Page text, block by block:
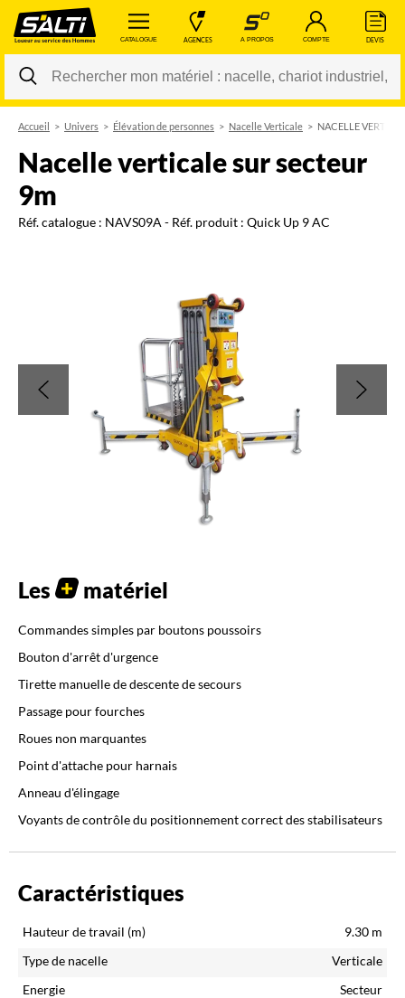
CATALOGUE AGENCES A PROPOS COMPTE DEVIS
Changer
Accueil Univers Élévation de personnes Nacelle Verticale NACELLE
nacelle verticale sur secteur
9m
Réf. catalogue : NAVS09A - Réf. produit : Quick Up 9 AC
Les matériel
Commandes simples par boutons poussoirs
Bouton d'arrêt d'urgence
Tirette manuelle de descente de secours
Passage pour fourches
Roues non marquantes
Point d'attache pour harnais
Anneau d'élingage
Voyants de contrôle du positionnement correct des stabilisateurs
Caractéristiques
Hauteur de travail (m) 9.30 m
Type de nacelle
Verticale
Energie
Secteur